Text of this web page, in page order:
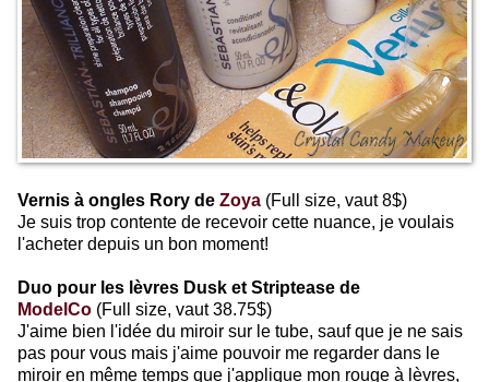
Vernis à ongles Rory de Zoya (Full size, vaut 8$)
Je suis trop contente de recevoir cette nuance, je voulais
l'acheter depuis un bon moment!
Duo pour les lèvres Dusk et Striptease de
ModelCo (Full size, vaut 38.75$)
J'aime bien l'idée du miroir sur le tube, sauf que je ne sais
pas pour vous mais j'aime pouvoir me regarder dans le
miroir en même temps que j'applique mon rouge à lèvres,